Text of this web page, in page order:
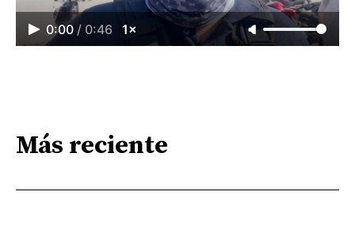
0:00 / 0:46 1×
Más reciente